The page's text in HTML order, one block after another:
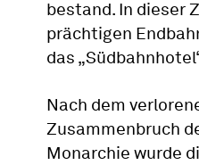
bestand. In dieser
prächtigen
das
Nach dem
Zusammenbruch
Monarchie wurde